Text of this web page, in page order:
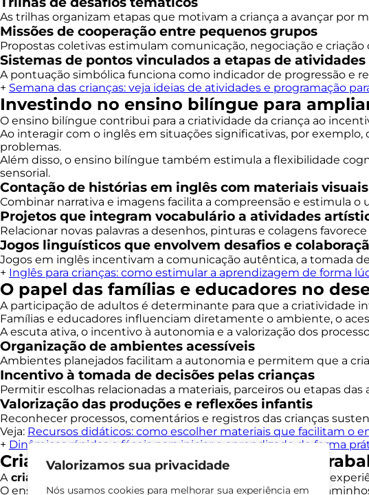
Valorizamos sua privacidade
Nós usamos cookies para melhorar sua experiência em
As trilhas organizam etapas que motivam a criança a avançar por
Missões de cooperação entre pequenos grupos
Propostas coletivas estimulam comunicação, negociação e
Sistemas de pontos vinculados a etapas de atividades
A pontuação simbólica funciona como indicador de progressão e
+ Semana das crianças: veja ideias de atividades e programação
Investindo no ensino bilíngue para
O ensino bilíngue contribui para a criatividade da criança ao
Ao interagir com o inglês em situações significativas, por
problemas.
Além disso, o ensino bilíngue também estimula a flexibilidade
sensorial.
Contação de histórias em inglês com materiais visuais
Combinar narrativa e imagens facilita a compreensão e estimula
Projetos que integram vocabulário a atividades
Relacionar novas palavras a desenhos, pinturas e colagens
Jogos linguísticos que envolvem desafios e
Jogos em inglês incentivam a comunicação autêntica, a tomada
+ Inglês para crianças: como estimular a aprendizagem de forma
O papel das famílias e educadores no
A participação de adultos é determinante para que a criatividade
Famílias e educadores influenciam diretamente o ambiente, o
A escuta ativa, o incentivo à autonomia e a valorização dos
Organização de ambientes acessíveis
Ambientes planejados facilitam a autonomia e permitem que a
Incentivo à tomada de decisões pelas crianças
Permitir escolhas relacionadas a materiais, parceiros ou etapas
Valorização das produções e reflexões infantis
Reconhecer processos, comentários e registros das crianças
Veja: Recursos didáticos: como escolher materiais que facilitam o
+ Dinâmicas rápidas e fáceis para iniciar o aprendizado de forma
Criatividade na educação infantil e o
Acriatividade na educação infantil
se fortalece quando as
O ensino bilíngue amplia esse processo ao oferecer novos